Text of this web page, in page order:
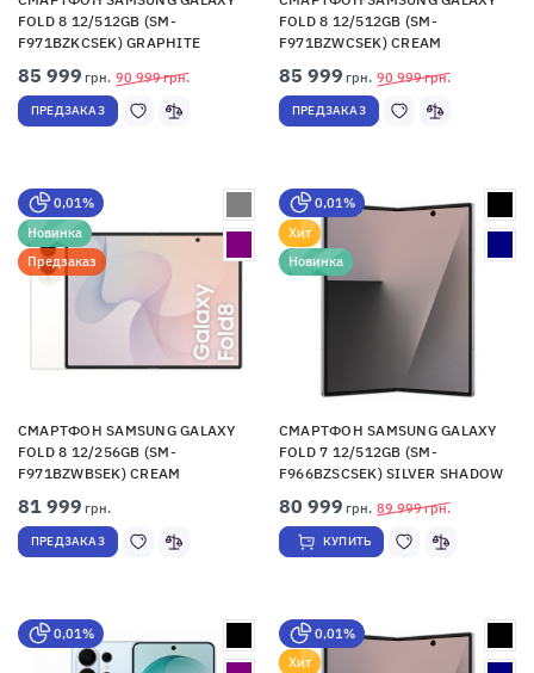
FOLD 8 12/512GB (SM-
F971BZKCSEK) GRAPHITE
90 999грн.
85 999 грн.
ПРЕДЗАКАЗ
FOLD 8 12/512GB (SM-
F971BZWCSEK) CREAM
90 999грн.
85 999 грн.
ПРЕДЗАКАЗ
0,01%
Новинка
Предзаказ
СМАРТФОН SAMSUNG GALAXY
FOLD 8 12/256GB (SM-
F971BZWBSEK) CREAM
81 999 грн.
ПРЕДЗАКАЗ
0,01%
Хит
Новинка
СМАРТФОН SAMSUNG GALAXY
FOLD 7 12/512GB (SM-
F966BZSCSEK) SILVER SHADOW
89 999грн.
80 999 грн.
КУПИТЬ
0,01%
0,01%
Хит